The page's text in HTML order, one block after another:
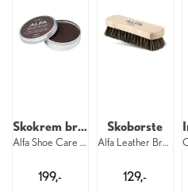
Skokrem brun
Alfa Shoe Care Polish 0202
199,-
Skobørste
Alfa Leather Brush 0201
129,-